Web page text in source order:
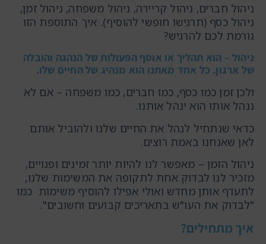
ניהול חברים, ניהול קריירה, ניהול משפחה, ניהול זמן,
ניהול כסף (תרגישו חופשי להוסיף). איך התוספת הזו
גורמת לכם להרגיש?
ניהול – הוא תהליך או אוסף הפעולות של הנהגה והובלה
של ארגון. כל אחד מאתנו הוא מנהיג של החיים שלו.
ולכן זמן כמו כסף, כמו חברים, כמו משפחה – אם לא
ננהל אותו הוא ינהל אותנו.
כדאי שנתחיל לנהל את החיים שלנו ולהוביל אותם
לאן שאנחנו באמת רוצים.
ניהול הזמן – מאפשר לנו להיות יותר זמינים ופנויים,
מזכיר לנו לבדוק אחת לתקופה את המשימות שלנו,
לתעדף אותן מחדש ואולי אפילו להוסיף משימות כמו
"לבדוק את העו"ש בתאריכים קבועים וחשובים".
איך מתחילים?